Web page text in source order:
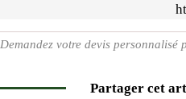
Demandez votre devis personnalisé
Partager cet